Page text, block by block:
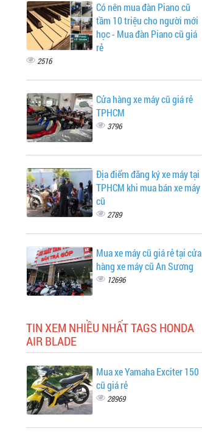
Có nên mua đàn Piano cũ
tầm 10 triệu cho người mới
học - Mua đàn Piano cũ giá
rẻ
2516
Cửa hàng xe máy cũ giá rẻ
TPHCM
3796
Địa điểm đăng ký xe máy tại
TPHCM khi mua bán xe máy
cũ
2789
Mua xe máy cũ giá rẻ tại cửa
hàng xe máy cũ An Sương
12696
TIN XEM NHIỀU NHẤT TAGS HONDA
AIR BLADE
Mua xe Yamaha Exciter 150
cũ giá rẻ
28969